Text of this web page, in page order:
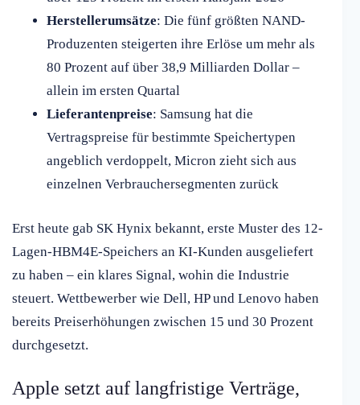
Herstellerumsätze: Die fünf größten NAND-
Produzenten steigerten ihre Erlöse um mehr als
80 Prozent auf über 38,9 Milliarden Dollar –
allein im ersten Quartal
Lieferantenpreise: Samsung hat die
Vertragspreise für bestimmte Speichertypen
angeblich verdoppelt, Micron zieht sich aus
einzelnen Verbrauchersegmenten zurück
Erst heute gab SK Hynix bekannt, erste Muster des 12-
Lagen-HBM4E-Speichers an KI-Kunden ausgeliefert
zu haben – ein klares Signal, wohin die Industrie
steuert. Wettbewerber wie Dell, HP und Lenovo haben
bereits Preiserhöhungen zwischen 15 und 30 Prozent
durchgesetzt.
Apple setzt auf langfristige Verträge,